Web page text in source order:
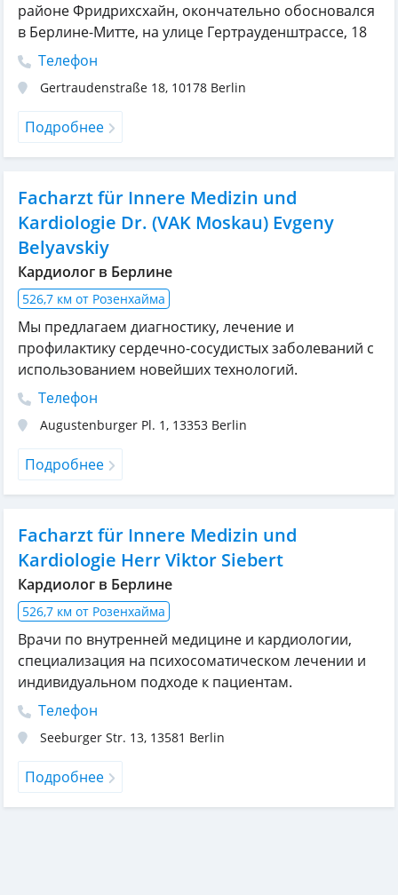
районе Фридрихсхайн, окончательно обосновался
в Берлине-Митте, на улице Гертрауденштрассе, 18
Телефон
Gertraudenstraße 18, 10178 Berlin
Подробнее
Facharzt für Innere Medizin und
Kardiologie Dr. (VAK Moskau) Evgeny
Belyavskiy
Кардиолог в Берлине
526,7 км от Розенхайма
Мы предлагаем диагностику, лечение и
профилактику сердечно-сосудистых заболеваний с
использованием новейших технологий.
Телефон
Augustenburger Pl. 1, 13353 Berlin
Подробнее
Facharzt für Innere Medizin und
Kardiologie Herr Viktor Siebert
Кардиолог в Берлине
526,7 км от Розенхайма
Врачи по внутренней медицине и кардиологии,
специализация на психосоматическом лечении и
индивидуальном подходе к пациентам.
Телефон
Seeburger Str. 13, 13581 Berlin
Подробнее